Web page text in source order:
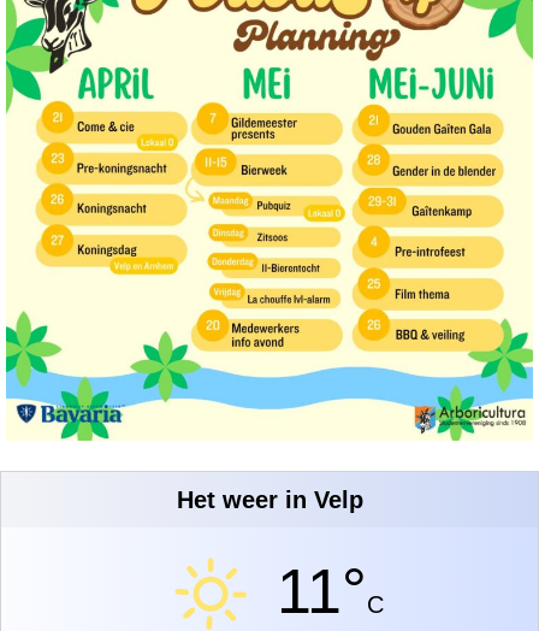
Het weer in Velp
11°C